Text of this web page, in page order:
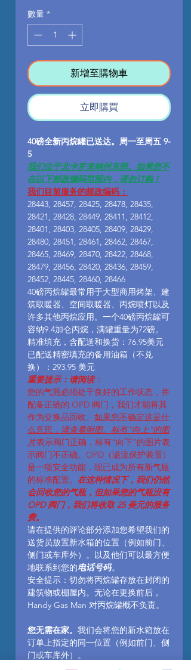
數量 *
新增至購物車
立即購買
40磅全新丙烷罐已送达。周一至周五 9-
5
我们位于北卡罗来纳州东部。如果您不
在以下邮政编码范围内，请勿订购！
我们目前服务的邮政编码：
28443, 28457, 28425, 28478, 28435,
28421, 28428, 28449, 28411, 28412,
28401, 28403, 28405, 28409, 28429,
28480, 28451, 28461, 28462, 28467,
28465, 28469, 28470, 28422, 28468,
28479, 28456, 28420, 28436, 28459,
28452, 28445, 28460, 28466
40磅丙烷罐最常用于大型商用烤架、建
筑取暖器、空间取暖器、丙烷喷灯以及
许多其他丙烷应用。一个40磅丙烷罐可
容纳9.4加仑丙烷，满罐重量为72磅。
精准填充，含配送和换货：76.95美元
已配送精密填充的备用油箱（不兑
换）：293.95 美元
重要提示：请阅读：
您的气瓶必须处于良好的工作状态，并
配备正确的 OPD 阀门，我们才能将其
作为交换品回收。 如果您不确定这是什
么意思 ，请查看附图。标有“向上”的图
片表示阀门正确，标有“向下”的图片表
示阀门不正确。OPD（溢流保护装置）
是一项安全功能，现已成为所有新气瓶
的标准配置。 在这种情况下，我们仍然
会回收您的气瓶，但如果您的气瓶没有
OPD 阀门，我们将收取 25 美元的服务
费。
请在提供的评论部分添加您希望我们的
送货员放置新水箱的位置（例如前门、
侧门或车库外）。以及他们可以最方便
地联系到您的电话号码。
安全提示：切勿将丙烷罐存放在封闭的
建筑物或棚屋内。无论在更换前后，
Handy Gas Man 对丙烷罐概不负责。
您无需在家。 我们会将您的新水箱放在
订单上指定的同一位置（例如前门、侧
门或车库外）。
新水箱可能需要24到48小时才能送达，